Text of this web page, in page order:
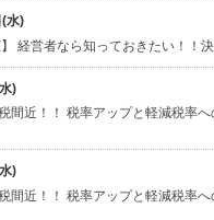
水)
経営者なら知っておきたい！！
)
間近！！ 税率アップと軽減税率へ
)
間近！！ 税率アップと軽減税率へ